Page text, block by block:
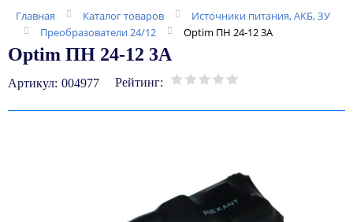
Главная Каталог товаров
Источники питания, АКБ, ЗУ
Преобразователи 24/12
Optim ПН 24-12 3А
Optim ПН 24-12 3А
Артикул: 004977 Рейтинг: